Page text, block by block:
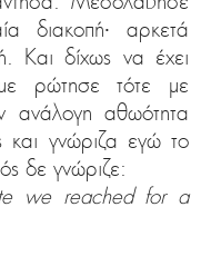
διακοπή∙ αρκετά
Και δίχως να έχει
με ρώτησε τότε με
ανάλογη αθωότητα
γνώριζα εγώ το
δε γνώριζε:
we reached for a